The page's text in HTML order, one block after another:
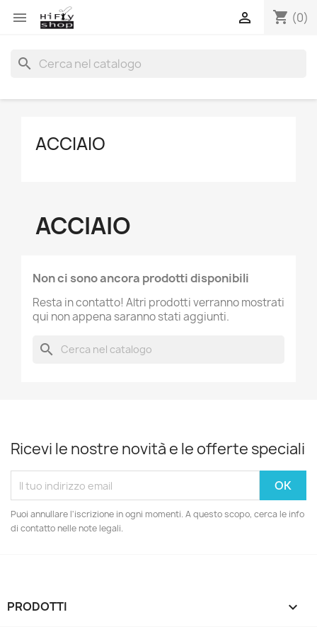
 shopping_cart (0)

search
ACCIAIO
ACCIAIO
Non ci sono ancora prodotti disponibili
Resta in contatto! Altri prodotti verranno mostrati
qui non appena saranno stati aggiunti.
search
Ricevi le nostre novità e le offerte speciali
Puoi annullare l'iscrizione in ogni momenti. A questo scopo, cerca le info
di contatto nelle note legali.
PRODOTTI 